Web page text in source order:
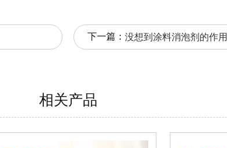
下一篇： 没想到涂料消泡剂的作
相关产品